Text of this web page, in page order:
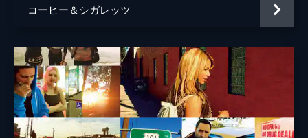
コーヒー＆シガレッツ